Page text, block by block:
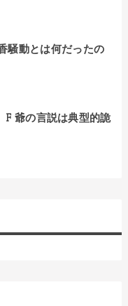
騒動とは何だったの
F 爺の言説は典型的詭